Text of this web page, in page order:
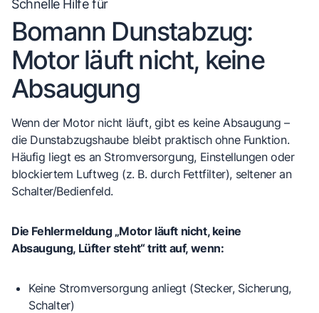
Schnelle Hilfe für
Bomann Dunstabzug:
Motor läuft nicht, keine
Absaugung
Wenn der Motor nicht läuft, gibt es keine Absaugung –
die Dunstabzugshaube bleibt praktisch ohne Funktion.
Häufig liegt es an Stromversorgung, Einstellungen oder
blockiertem Luftweg (z. B. durch Fettfilter), seltener an
Schalter/Bedienfeld.
Die Fehlermeldung „Motor läuft nicht, keine
Absaugung, Lüfter steht“ tritt auf, wenn:
Keine Stromversorgung anliegt (Stecker, Sicherung,
Schalter)